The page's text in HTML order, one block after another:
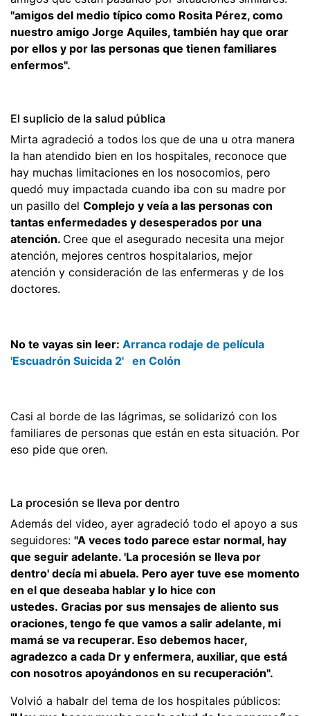
"amigos del medio típico como Rosita Pérez, como
nuestro amigo Jorge Aquiles, también hay que orar
por ellos y por las personas que tienen familiares
enfermos".
El suplicio de la salud pública
Mirta agradeció a todos los que de una u otra manera
la han atendido bien en los hospitales, reconoce que
hay muchas limitaciones en los nosocomios, pero
quedó muy impactada cuando iba con su madre por
un pasillo del Complejo y veía a las personas con
tantas enfermedades y desesperados por una
atención. Cree que el asegurado necesita una mejor
atención, mejores centros hospitalarios, mejor
atención y consideración de las enfermeras y de los
doctores.
No te vayas sin leer: Arranca rodaje de película
'Escuadrón Suicida 2' en Colón
Casi al borde de las lágrimas, se solidarizó con los
familiares de personas que están en esta situación. Por
eso pide que oren.
La procesión se lleva por dentro
Además del video, ayer agradeció todo el apoyo a sus
seguidores: "A veces todo parece estar normal, hay
que seguir adelante. 'La procesión se lleva por
dentro' decía mi abuela. Pero ayer tuve ese momento
en el que deseaba hablar y lo hice con
ustedes. Gracias por sus mensajes de aliento sus
oraciones, tengo fe que vamos a salir adelante, mi
mamá se va recuperar. Eso debemos hacer,
agradezco a cada Dr y enfermera, auxiliar, que está
con nosotros apoyándonos en su recuperación".
Volvió a habalr del tema de los hospitales públicos: